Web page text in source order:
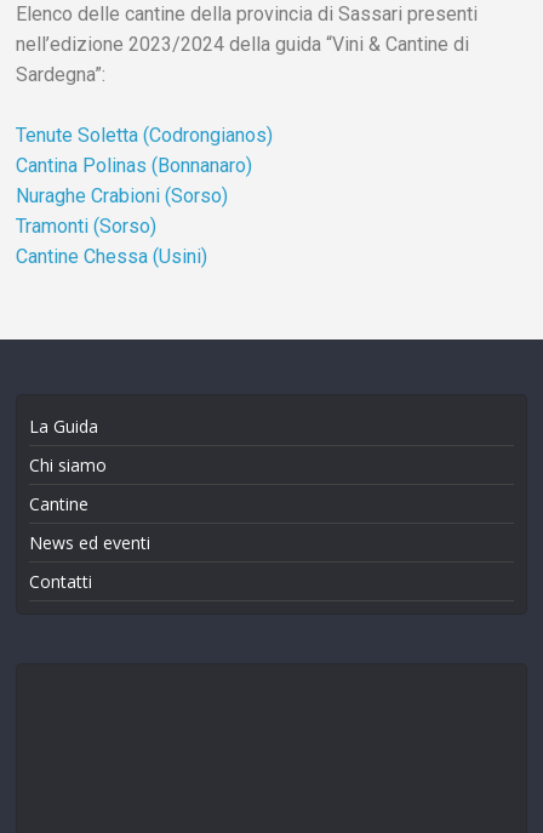
Elenco delle cantine della provincia di Sassari presenti
nell’edizione 2023/2024 della guida “Vini & Cantine di
Sardegna”:
Tenute Soletta (Codrongianos)
Cantina Polinas (Bonnanaro)
Nuraghe Crabioni (Sorso)
Tramonti (Sorso)
Cantine Chessa (Usini)
La Guida
Chi siamo
Cantine
News ed eventi
Contatti